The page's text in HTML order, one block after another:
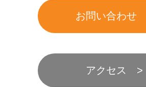
お問い合わせ
アクセス